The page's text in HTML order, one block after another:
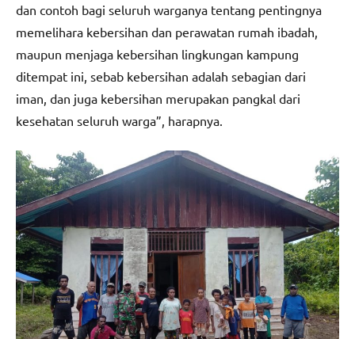
dan contoh bagi seluruh warganya tentang pentingnya
memelihara kebersihan dan perawatan rumah ibadah,
maupun menjaga kebersihan lingkungan kampung
ditempat ini, sebab kebersihan adalah sebagian dari
iman, dan juga kebersihan merupakan pangkal dari
kesehatan seluruh warga”, harapnya.